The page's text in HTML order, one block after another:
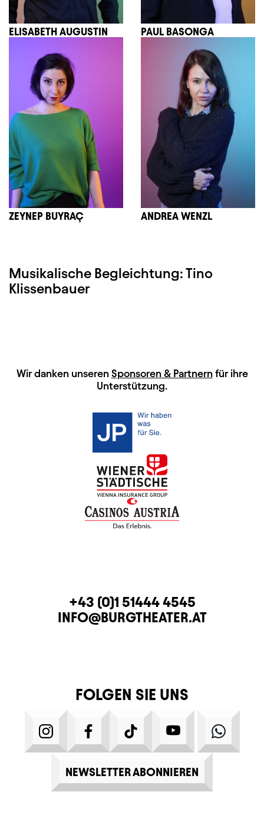
ELISABETH AUGUSTIN PAUL BASONGA
ZEYNEP BUYRAÇ ANDREA WENZL
Musikalische Begleichtung: Tino
Klissenbauer
HAUPTSPONSOREN
Wir danken unseren Sponsoren & Partnernfür ihre
Unterstützung.
KONTAKTTELEFON
+43 (0)1 51444 4545
E-MAIL
INFO@BURGTHEATER.AT
FOLGEN SIE UNS
INSTAGRAMFACEBOOKTIKTOK YOUTUBE
NEWSLETTER ABONNIEREN